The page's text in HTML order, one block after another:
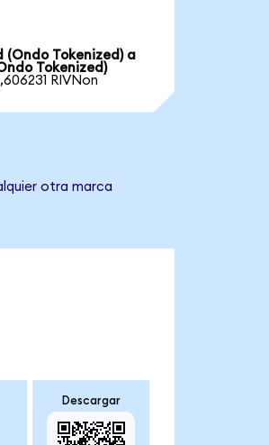
(Ondo Tokenized) a
Tokenized)
RIVNon
otra marca
Descargar